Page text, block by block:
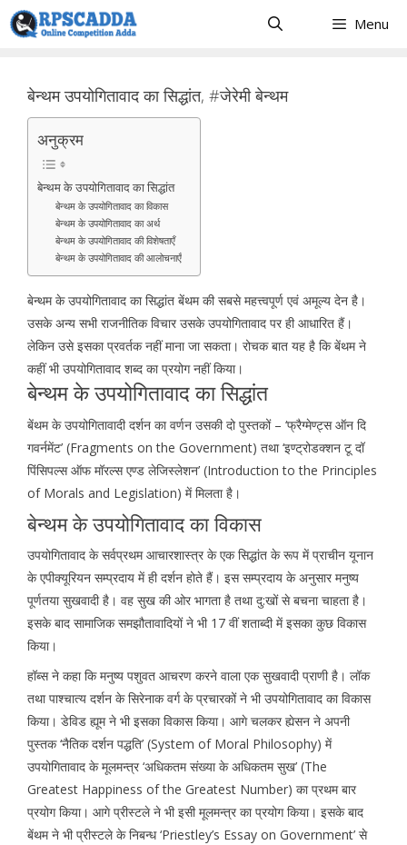
Skip
to
Menu
बेन्थम उपयोगितावाद का सिद्धांत, #जेरेमी बेन्थम
अनुक्रम
बेन्थम के उपयोगितावाद का सिद्धांत
बेन्थम के उपयोगितावाद का विकास
बेन्थम के उपयोगितावाद का अर्थ
बेन्थम के उपयोगितावाद की विशेषताएँ
बेन्थम के उपयोगितावाद की आलोचनाएँ
बेन्थम के उपयोगितावाद का सिद्धांत बेंथम की सबसे महत्त्वपूर्ण एवं अमूल्य देन है।
उसके अन्य सभी राजनीतिक विचार उसके उपयोगितावाद पर ही आधारित हैं।
लेकिन उसे इसका प्रवर्तक नहीं माना जा सकता। रोचक बात यह है कि बेंथम ने
कहीं भी उपयोगितावाद शब्द का प्रयोग नहीं किया।
बेन्थम के उपयोगितावाद का सिद्धांत
बेंथम के उपयोगितावादी दर्शन का वर्णन उसकी दो पुस्तकों – ‘फ्रैग्मेण्ट्स ऑन दि
गवर्नमेंट’ (Fragments on the Government) तथा ‘इण्ट्रोडक्शन टू दॉ
पिंसिपल्स ऑफ मॉरल्स एण्ड लेजिस्लेशन’ (Introduction to the Principles
of Morals and Legislation) में मिलता है।
बेन्थम के उपयोगितावाद का विकास
उपयोगितावाद के सर्वप्रथम आचारशास्त्र के एक सिद्धांत के रूप में प्राचीन यूनान
के एपीक्यूरियन सम्प्रदाय में ही दर्शन होते हैं। इस सम्प्रदाय के अनुसार मनुष्य
पूर्णतया सुखवादी है। वह सुख की ओर भागता है तथा दु:खों से बचना चाहता है।
इसके बाद सामाजिक समझौतावादियों ने भी 17 वीं शताब्दी में इसका कुछ विकास
किया।
हॉब्स ने कहा कि मनुष्य पशुवत आचरण करने वाला एक सुखवादी प्राणी है। लॉक
तथा पाश्चात्य दर्शन के सिरेनाक वर्ग के प्रचारकों ने भी उपयोगितावाद का विकास
किया। डेविड ह्यूम ने भी इसका विकास किया। आगे चलकर ह्येसन ने अपनी
पुस्तक ‘नैतिक दर्शन पद्धति’ (System of Moral Philosophy) में
उपयोगितावाद के मूलमन्त्र ‘अधिकतम संख्या के अधिकतम सुख’ (The
Greatest Happiness of the Greatest Number) का प्रथम बार
प्रयोग किया। आगे प्रीस्टले ने भी इसी मूलमन्त्र का प्रयोग किया। इसके बाद
बेंथम ने भी प्रीस्टले के निबन्ध ‘Priestley’s Essay on Government’ से